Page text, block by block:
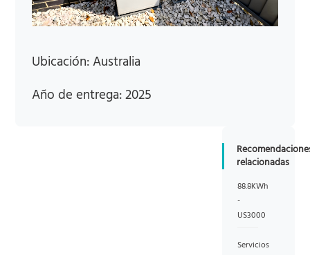
Ubicación: Australia
Año de entrega: 2025
relacionadas
88.8KWh
-
US3000
Servicios